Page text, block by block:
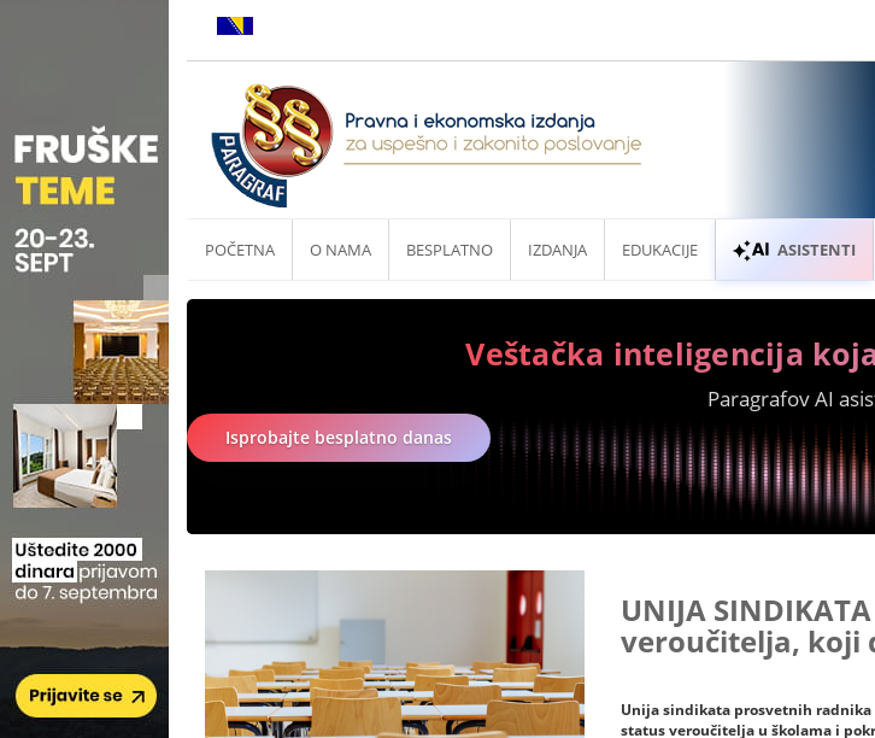
POČETNA O NAMA BESPLATNO IZDANJA EDUKACIJE ASISTENTI
Veštačka inteligencija
Paragrafov AI
Isprobajte besplatno danas
UNIJA
veroučitelja, koji
Unija sindikata prosvetnih radnika
status veroučitelja u školama i